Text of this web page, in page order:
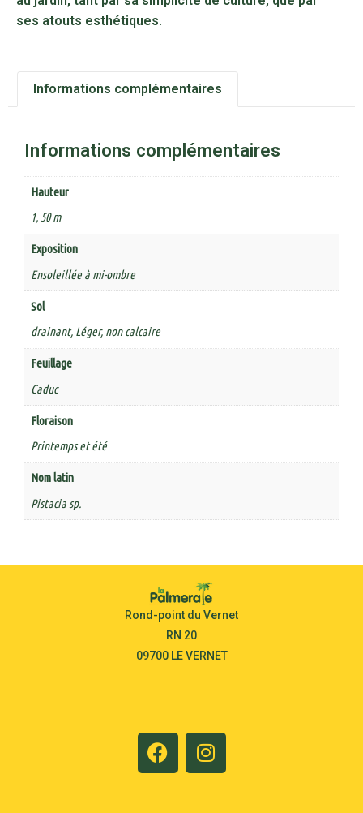
ses atouts esthétiques.
Informations complémentaires
Informations complémentaires
Hauteur
1, 50 m
Exposition
Ensoleillée à mi-ombre
Sol
drainant, Léger, non calcaire
Feuillage
Caduc
Floraison
Printemps et été
Nom latin
Pistacia sp.
Rond-point du Vernet
RN 20
09700 LE VERNET